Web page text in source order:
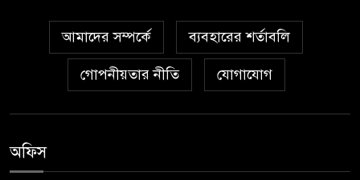
আমাদের সম্পর্কে ব্যবহারের শর্তাবলি
গোপনীয়তার নীতি যোগাযোগ
অফিস